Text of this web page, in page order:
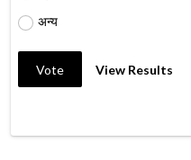
अन्य
Vote View Results